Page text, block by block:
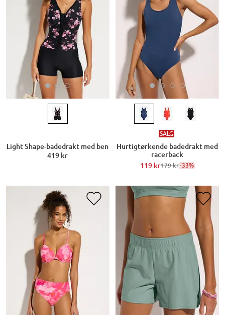
Light Shape-badedrakt med ben
419 kr
SALG
Hurtigtørkende badedrakt med
racerback
119 kr179 kr-33%